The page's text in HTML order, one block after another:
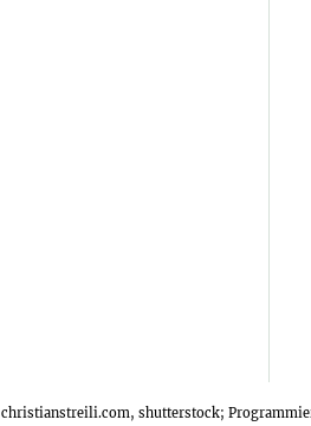
christianstreili.com, shutterstock;